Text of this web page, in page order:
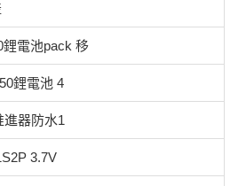
鋰電池pack 移
鋰電池 4
進器防水1
3.7V